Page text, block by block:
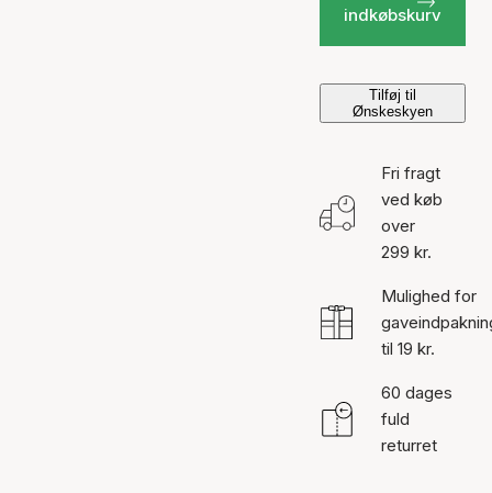
indkøbskurv
Tilføj til
Ønskeskyen
Fri fragt
ved køb
over
299 kr.
Mulighed for
til 19 kr.
60 dages
fuld
returret